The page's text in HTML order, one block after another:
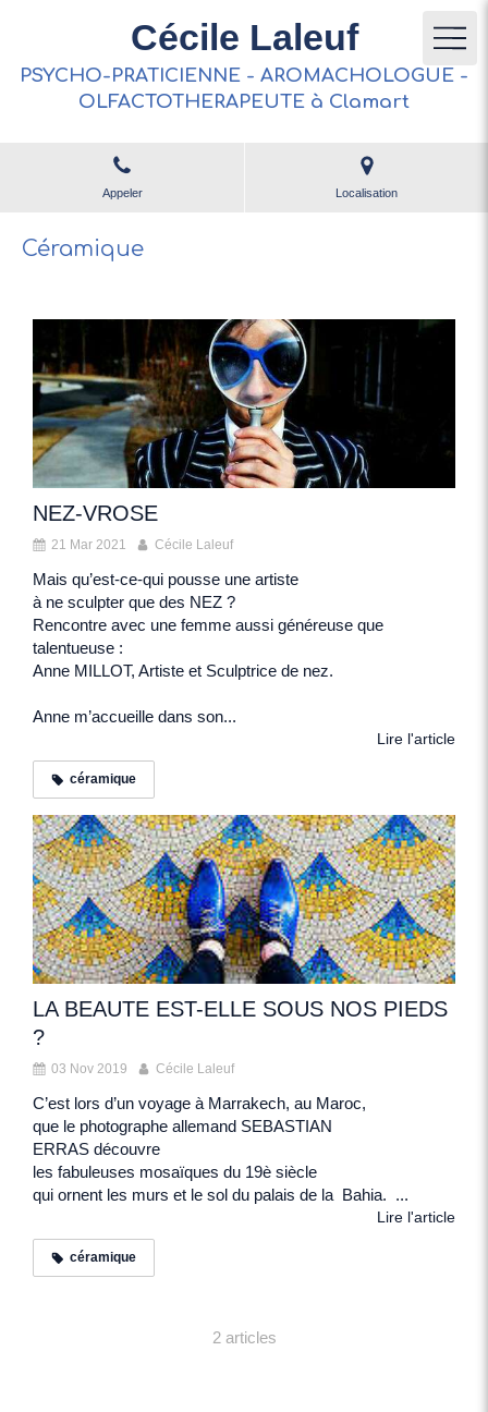
Cécile Laleuf
PSYCHO-PRATICIENNE - AROMACHOLOGUE -
OLFACTOTHERAPEUTE à Clamart
Appeler Localisation
Céramique
NEZ-VROSE
21 Mar 2021 Cécile Laleuf
Mais qu’est-ce-qui pousse une artiste
à ne sculpter que des NEZ ?
Rencontre avec une femme aussi généreuse que
talentueuse :
Anne MILLOT, Artiste et Sculptrice de nez.
Anne m’accueille dans son...
Lire l'article
céramique
LA BEAUTE EST-ELLE SOUS NOS PIEDS
?
03 Nov 2019 Cécile Laleuf
C’est lors d’un voyage à Marrakech, au Maroc,
que le photographe allemand SEBASTIAN
ERRAS découvre
les fabuleuses mosaïques du 19è siècle
qui ornent les murs et le sol du palais de la Bahia. ...
Lire l'article
céramique
2 articles